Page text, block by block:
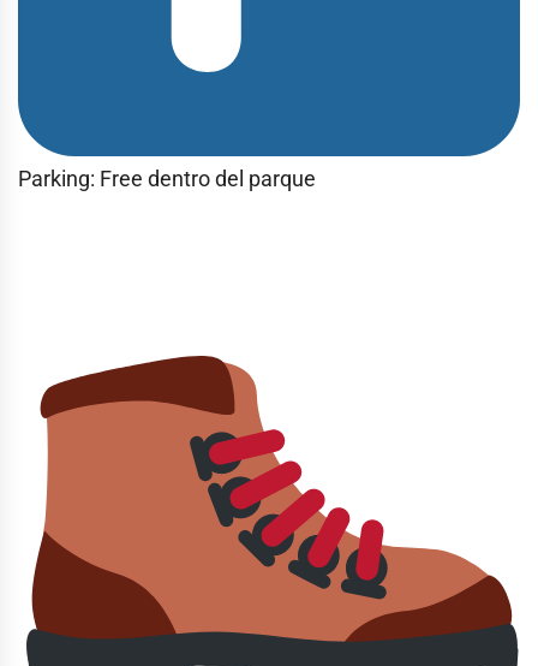
Parking: Free dentro del parque